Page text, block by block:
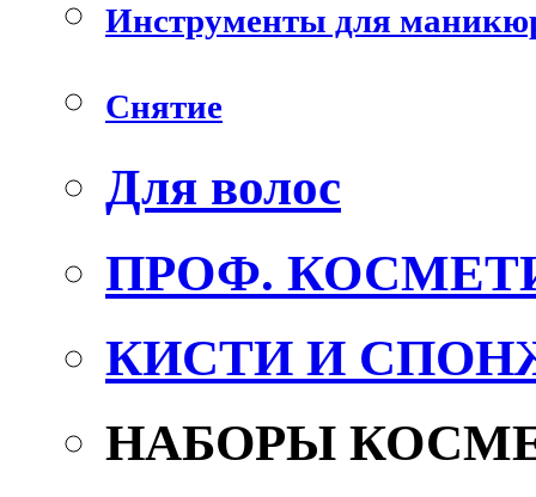
Инструменты для
Снятие
Для волос
ПРОФ.
КИСТИ И
НАБОРЫ